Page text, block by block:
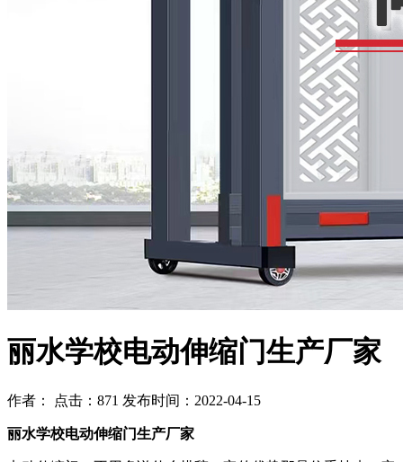
丽水学校电动伸缩门生产厂家
作者： 点击：871 发布时间：2022-04-15
丽水学校电动伸缩门生产厂家